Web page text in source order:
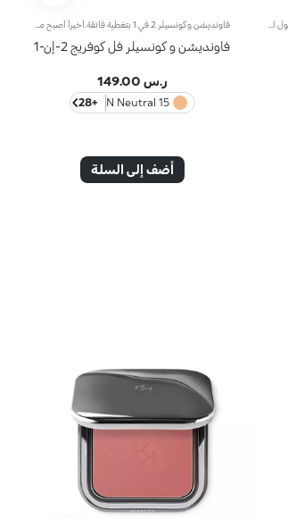
فاونديشن و كونسيلر فل كوفريج 2-إن-1
ر.س 149.00
15 N Neutral
+28
أضف إلى السلة